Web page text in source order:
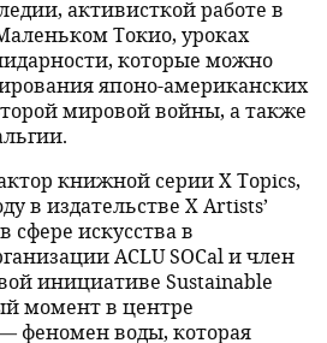
активисткой работе в
Токио, уроках
которые можно
японо-американских
мировой войны, а также
книжной серии X Topics,
в издательстве X Artists’
сфере искусства в
ACLU SOCal и член
инициативе Sustainable
момент в центре
феномен воды, которая